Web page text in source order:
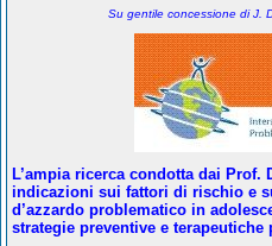
Su gentile concessione di J.
L’ampia ricerca condotta dai
indicazioni sui fattori di rischio e
d’azzardo problematico in
strategie preventive e